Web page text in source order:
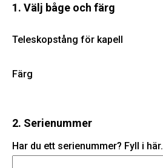
1. Välj båge och färg
Teleskopstång för kapell
Färg
2. Serienummer
Har du ett serienummer? Fyll i här.